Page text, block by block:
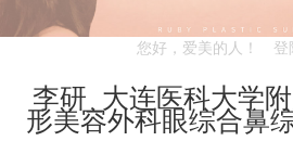
您好，爱美的人！ 登
李研_大连医科大学
形美容外科眼综合鼻